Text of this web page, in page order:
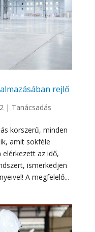
rejlő
| Tanácsadás
korszerű, minden
amit sokféle
elérkezett az idő,
ismerkedjen
A megfelelő...